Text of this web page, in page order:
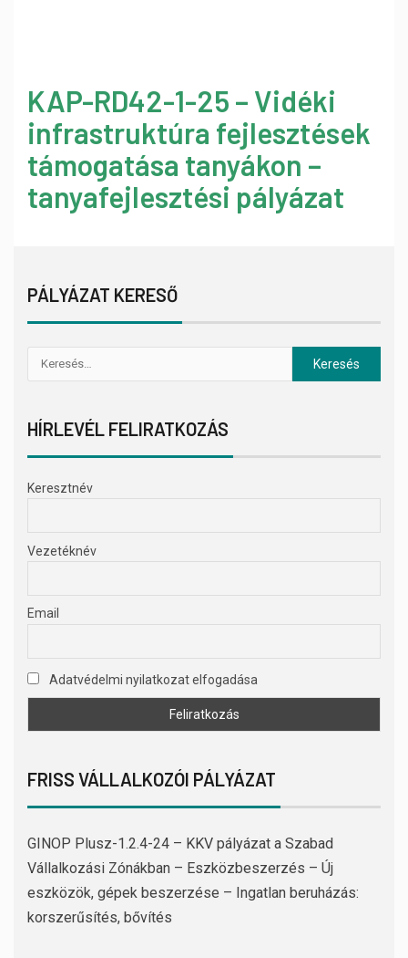
KAP-RD42-1-25 – Vidéki
infrastruktúra fejlesztések
támogatása tanyákon –
tanyafejlesztési pályázat
PÁLYÁZAT KERESŐ
HÍRLEVÉL FELIRATKOZÁS
Keresztnév
Vezetéknév
Email
Adatvédelmi nyilatkozat elfogadása
FRISS VÁLLALKOZÓI PÁLYÁZAT
GINOP Plusz-1.2.4-24 – KKV pályázat a Szabad
Vállalkozási Zónákban – Eszközbeszerzés – Új
eszközök, gépek beszerzése – Ingatlan beruházás:
korszerűsítés, bővítés